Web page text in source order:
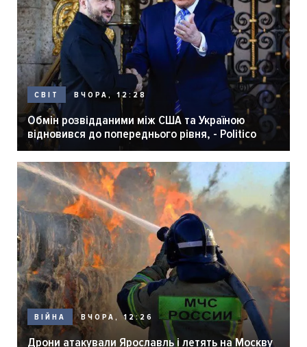
СВІТ ВЧОРА, 12:28
Обмін розвідданими між США та Україною
відновився до попереднього рівня, - Politico
ВІЙНА ВЧОРА, 12:26
Дрони атакували Ярославль і летять на Москву